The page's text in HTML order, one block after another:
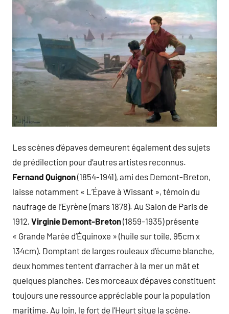
Les scènes d’épaves demeurent également des sujets
de prédilection pour d’autres artistes reconnus.
Fernand Quignon(1854-1941), ami des Demont-Breton,
laisse notamment « L’Épave à Wissant », témoin du
naufrage de l’Eyrène (mars 1878). Au Salon de Paris de
1912, Virginie Demont-Breton(1859-1935) présente
« Grande Marée d’Équinoxe » (huile sur toile, 95cm x
134cm). Domptant de larges rouleaux d’écume blanche,
deux hommes tentent d’arracher à la mer un mât et
quelques planches. Ces morceaux d’épaves constituent
toujours une ressource appréciable pour la population
maritime. Au loin, le fort de l’Heurt situe la scène.